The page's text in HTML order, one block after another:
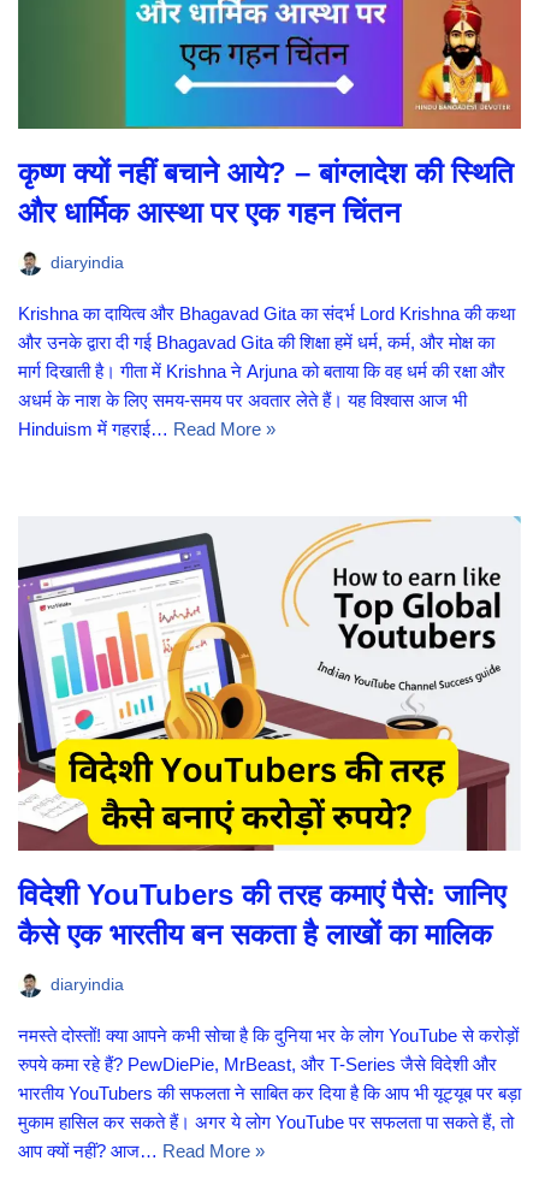
कृष्ण क्यों नहीं बचाने आये? – बांग्लादेश की स्थिति
और धार्मिक आस्था पर एक गहन चिंतन
diaryindia
Krishna का दायित्व और Bhagavad Gita का संदर्भ Lord Krishna की कथा
और उनके द्वारा दी गई Bhagavad Gita की शिक्षा हमें धर्म, कर्म, और मोक्ष का
मार्ग दिखाती है। गीता में Krishna ने Arjuna को बताया कि वह धर्म की रक्षा और
अधर्म के नाश के लिए समय-समय पर अवतार लेते हैं। यह विश्वास आज भी
Hinduism में गहराई… Read More »
विदेशी YouTubers की तरह कमाएं पैसे: जानिए
कैसे एक भारतीय बन सकता है लाखों का मालिक
diaryindia
नमस्ते दोस्तों! क्या आपने कभी सोचा है कि दुनिया भर के लोग YouTube से करोड़ों
रुपये कमा रहे हैं? PewDiePie, MrBeast, और T-Series जैसे विदेशी और
भारतीय YouTubers की सफलता ने साबित कर दिया है कि आप भी यूट्यूब पर बड़ा
मुकाम हासिल कर सकते हैं। अगर ये लोग YouTube पर सफलता पा सकते हैं, तो
आप क्यों नहीं? आज… Read More »